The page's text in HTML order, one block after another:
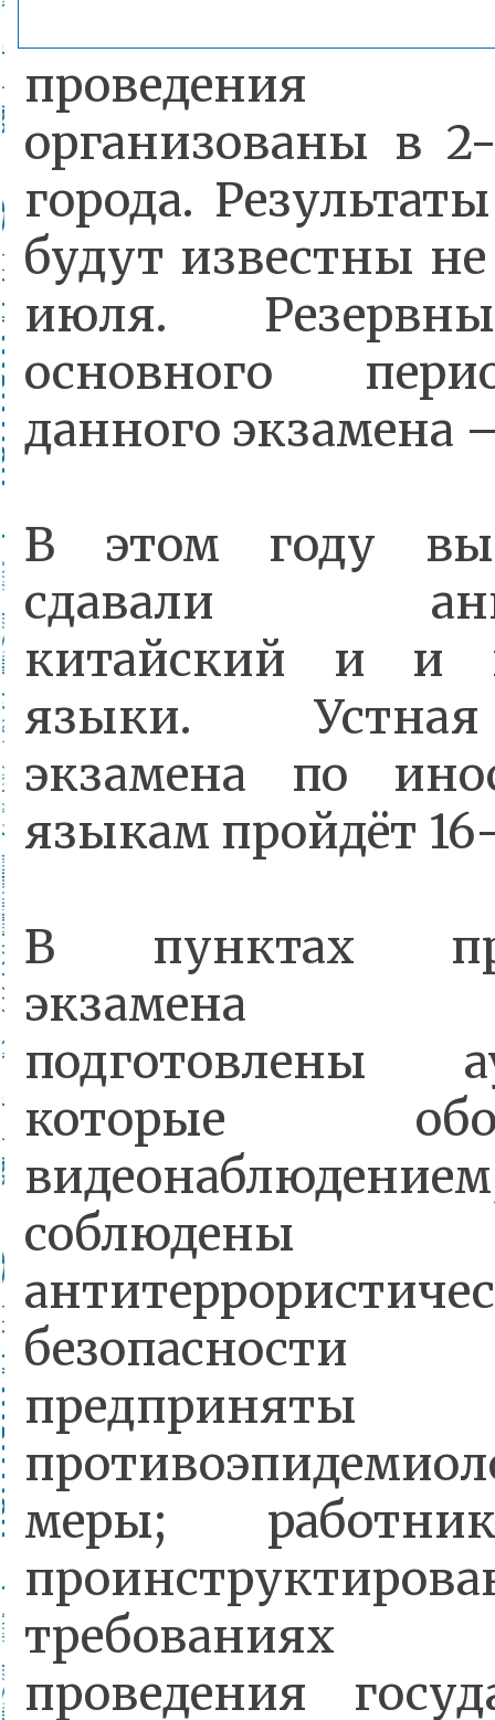
организованы в
города.
будут известны
июля.
основного
данного экзамена
В этом году
сдавали
китайский и и
языки.
экзамена по
языкам пройдёт
В пунктах
подготовлены
которые
соблюдены
предприняты
меры;
требованиях
проведения